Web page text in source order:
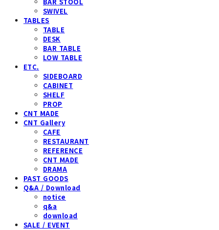
SWIVEL
TABLES
TABLE
DESK
BAR TABLE
LOW TABLE
ETC.
SIDEBOARD
CABINET
SHELF
PROP
CNT MADE
CNT Gallery
CAFE
RESTAURANT
REFERENCE
CNT MADE
DRAMA
PAST GOODS
Q&A / Download
notice
q&a
download
SALE / EVENT